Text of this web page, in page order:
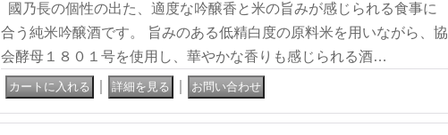
國乃長の個性の出た、適度な吟醸香と米の旨みが感じられる食事に
合う純米吟醸酒です。 旨みのある低精白度の原料米を用いながら、協
会酵母１８０１号を使用し、華やかな香りも感じられる酒…